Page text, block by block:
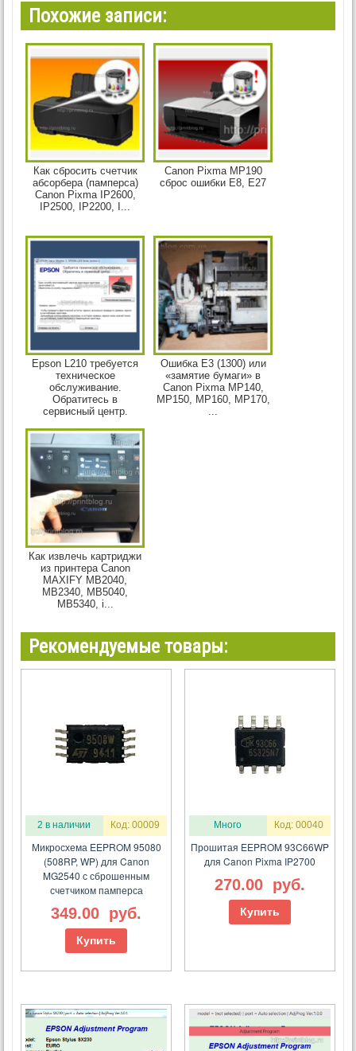
Похожие записи:
Как сбросить счетчик
абсорбера (памперса)
Canon Pixma IP2600,
IP2500, IP2200, I...
Canon Pixma MP190
сброс ошибки E8, E27
Epson L210 требуется
техническое
обслуживание.
Обратитесь в
сервисный центр.
Ошибка Е3 (1300) или
«замятие бумаги» в
Canon Pixma MP140,
MP150, MP160, MP170,
Как извлечь картриджи
из принтера Canon
MAXIFY MB2040,
MB2340, MB5040,
MB5340, i...
Рекомендуемые товары:
2 в наличии Код: 00009
Микросхема EEPROM 95080
(508RP, WP) для Canon
MG2540 с сброшенным
счетчиком памперса
349.00 руб.
Купить
Много Код: 00040
Прошитая EEPROM 93C66WP
для Canon Pixma IP2700
270.00 руб.
Купить